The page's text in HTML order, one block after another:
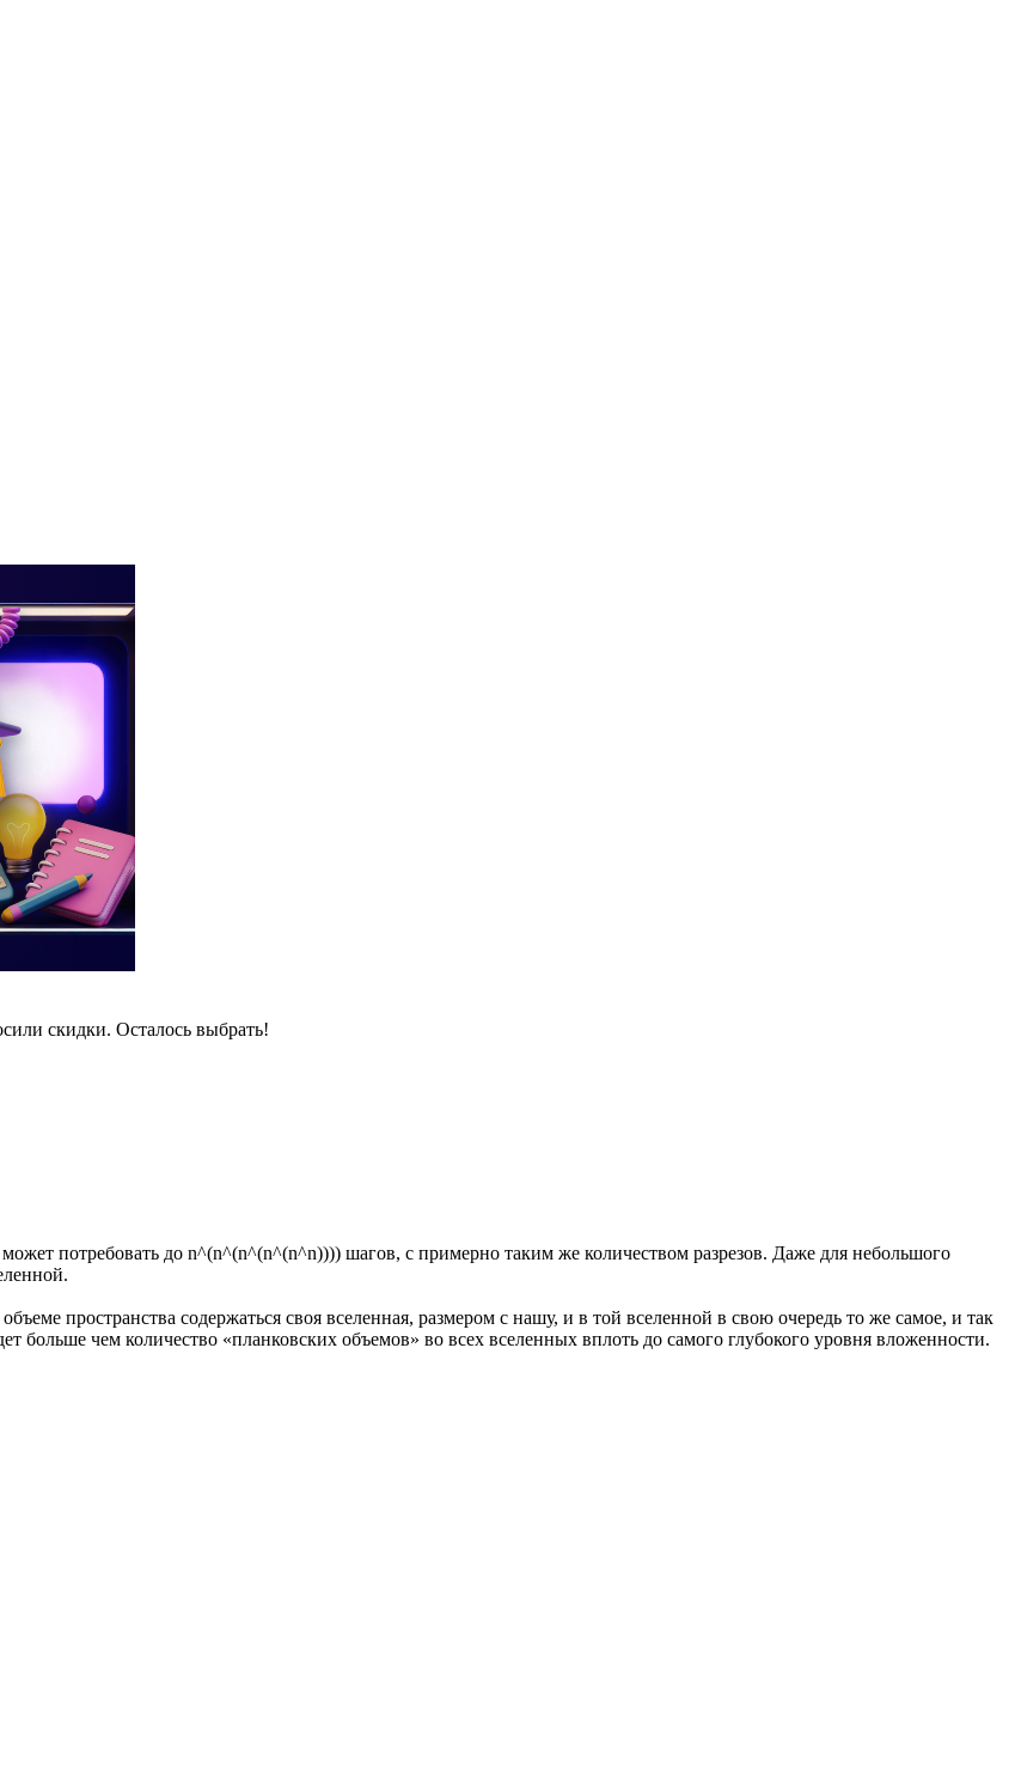
скидки. Осталось выбрать!
потребовать до n^(n^(n^(n^(n^n)))) шагов, с примерно таким же количеством разрезов. Даже для небольшого
пространства содержаться своя вселенная, размером с нашу, и в той вселенной в свою очередь то же самое, и так
больше чем количество «планковских объемов» во всех вселенных вплоть до самого глубокого уровня вложенности.